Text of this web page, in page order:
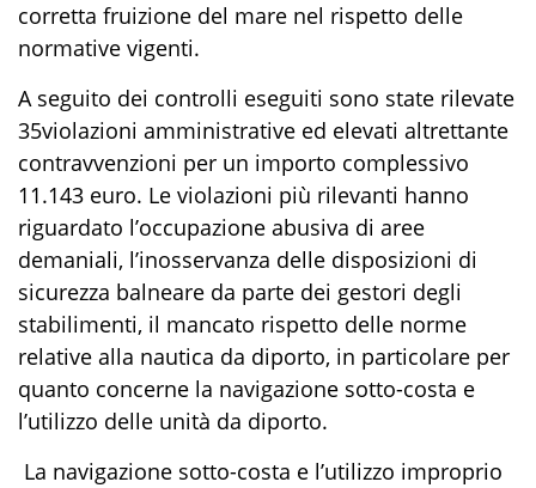
corretta fruizione del mare nel rispetto delle
normative vigenti.
A seguito dei controlli eseguiti sono state rilevate
35violazioni amministrative ed elevati altrettante
contravvenzioni per un importo complessivo
11.143 euro. Le violazioni più rilevanti hanno
riguardato l’occupazione abusiva di aree
demaniali, l’inosservanza delle disposizioni di
sicurezza balneare da parte dei gestori degli
stabilimenti, il mancato rispetto delle norme
relative alla nautica da diporto, in particolare per
quanto concerne la navigazione sotto-costa e
l’utilizzo delle unità da diporto.
La navigazione sotto-costa e l’utilizzo improprio